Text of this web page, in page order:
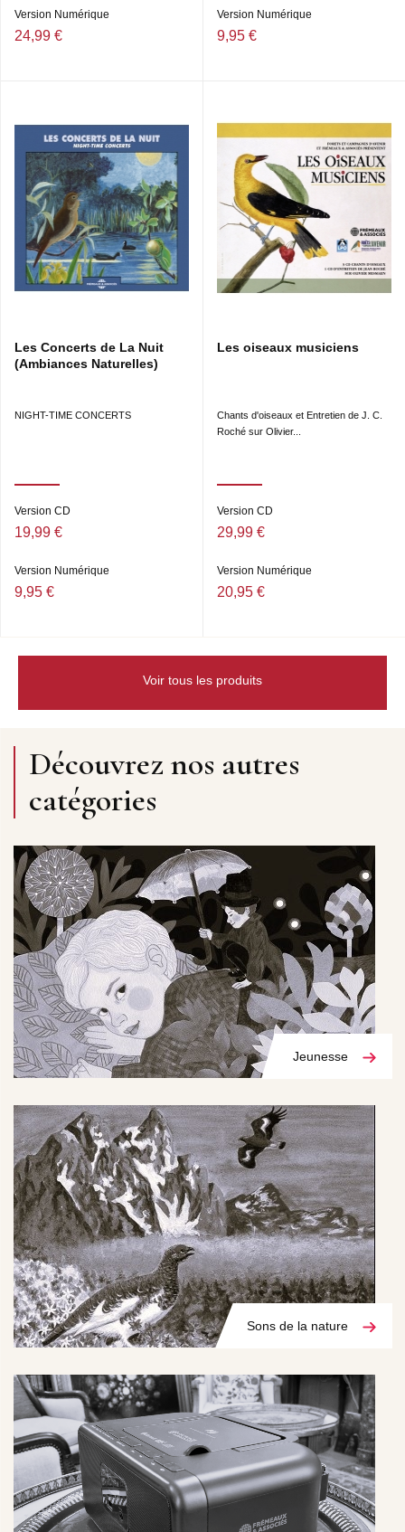
Version Numérique
24,99 €
Version Numérique
9,95 €
Les Concerts de La Nuit
(Ambiances Naturelles)
NIGHT-TIME CONCERTS
Version CD
19,99 €
Version Numérique
9,95 €
Les oiseaux musiciens
Chants d'oiseaux et Entretien de J. C.
Roché sur Olivier...
Version CD
29,99 €
Version Numérique
20,95 €
Voir tous les produits
Découvrez nos autres
catégories
Jeunesse
Sons de la nature